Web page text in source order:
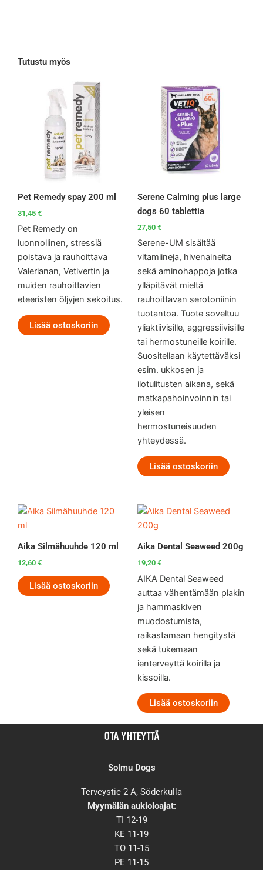
Tutustu myös
Pet Remedy spay 200 ml
31,45 €
Pet Remedy on
luonnollinen, stressiä
poistava ja rauhoittava
Valerianan, Vetivertin ja
muiden rauhoittavien
eteeristen öljyjen sekoitus.
Lisää ostoskoriin
Serene Calming plus large
dogs 60 tablettia
27,50 €
Serene-UM sisältää
vitamiineja, hivenaineita
sekä aminohappoja jotka
ylläpitävät mieltä
rauhoittavan serotoniinin
tuotantoa. Tuote soveltuu
yliaktiivisille, aggressiivisille
tai hermostuneille koirille.
Suositellaan käytettäväksi
esim. ukkosen ja
ilotulitusten aikana, sekä
matkapahoinvoinnin tai
yleisen
hermostuneisuuden
yhteydessä.
Lisää ostoskoriin
Aika Silmähuuhde 120 ml
12,60 €
Lisää ostoskoriin
Aika Dental Seaweed 200g
19,20 €
AIKA Dental Seaweed
auttaa vähentämään plakin
ja hammaskiven
muodostumista,
raikastamaan hengitystä
sekä tukemaan
ienterveyttä koirilla ja
kissoilla.
Lisää ostoskoriin
OTA YHTEYTTÄ
Solmu Dogs
Terveystie 2 A, Söderkulla
Myymälän aukioloajat:
TI 12-19
KE 11-19
TO 11-15
PE 11-15